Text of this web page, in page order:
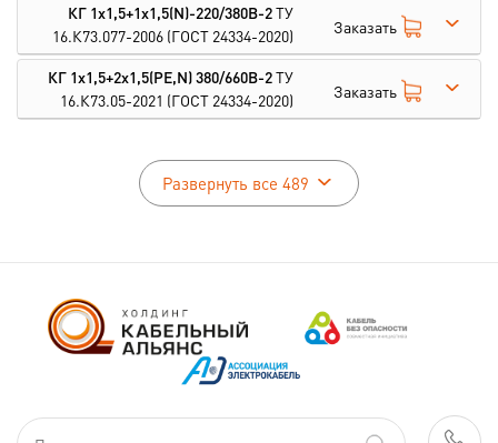
КГ 1х1,5+1х1,5(N)-220/380В-2ТУ
16.К73.077-2006 (ГОСТ 24334-2020) Заказать
КГ 1х1,5+2х1,5(PE,N) 380/660В-2ТУ
16.К73.05-2021 (ГОСТ 24334-2020) Заказать
Развернуть все 489